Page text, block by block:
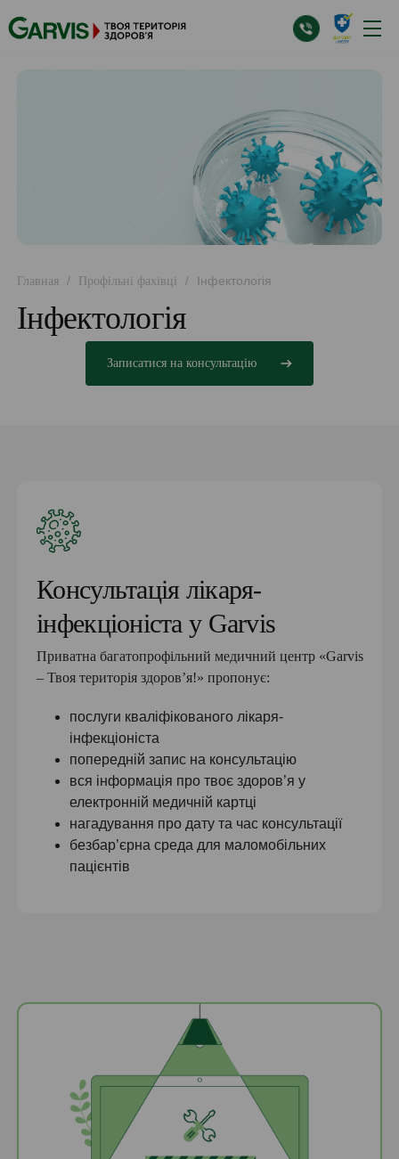
Главная / Профільні фахівці / Інфектологія
Інфектологія
Записатися на консультацію
Консультація лікаря-
інфекціоніста у Garvis
Приватна багатопрофільний медичний центр «Garvis
– Твоя територія здоров’я!» пропонує:
послуги кваліфікованого лікаря-
інфекціоніста
попередній запис на консультацію
вся інформація про твоє здоров’я у
електронній медичній картці
нагадування про дату та час консультації
безбар’єрна среда для маломобільних
пацієнтів